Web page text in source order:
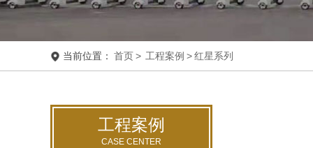
当前位置： 首页 > 工程案例 >红星系列
工程案例
CASE CENTER